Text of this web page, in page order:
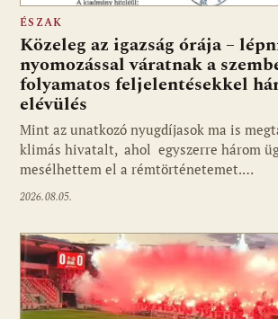
ÉSZAK
Közeleg az igazság órája –
nyomozással váratnak a
folyamatos feljelentésekkel
elévülés
Mint az unatkozó nyugdíjasok ma is
klimás hivatalt, ahol egyszerre három
mesélhettem el a rémtörténetemet.…
2026.08.05.